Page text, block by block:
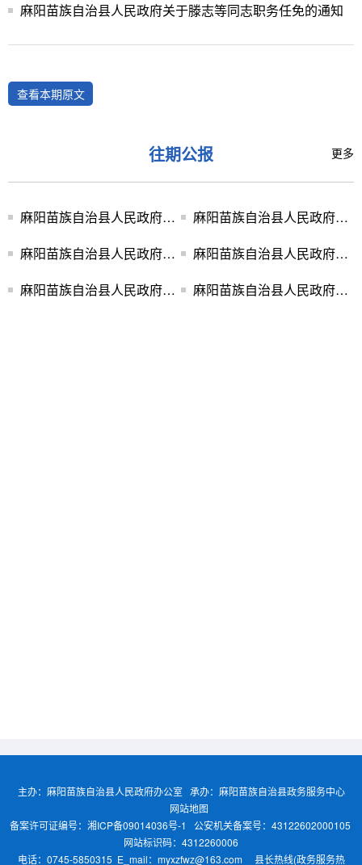
麻阳苗族自治县人民政府关于滕志等同志职务任免的通知
查看本期原文
往期公报 更多
麻阳苗族自治县人民政府公报2026年第1期（总第13期）
麻阳苗族自治县人民政府公报2025年第4期（总第12期）
麻阳苗族自治县人民政府公报2025年第3期（总第11期）
麻阳苗族自治县人民政府公报2025年第2期（总第10期）
麻阳苗族自治县人民政府公报2025年第1期（总第9期）
麻阳苗族自治县人民政府公报2024年第4期（总第8期）
主办：麻阳苗族自治县人民政府办公室 承办：麻阳苗族自治县政务服务中心
网站地图
备案许可证编号：湘ICP备09014036号-1
公安机关备案号：43122602000105
网站标识码：4312260006
电话：0745-5850315 E_mail：myxzfwz@163.com 县长热线(政务服务热